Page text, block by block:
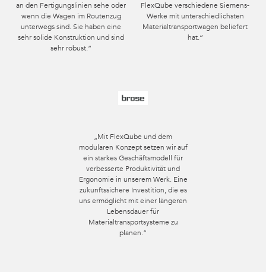
an den Fertigungslinien sehe oder
wenn die Wagen im Routenzug
unterwegs sind. Sie haben eine
sehr solide Konstruktion und sind
sehr robust.“
FlexQube verschiedene Siemens-
Werke mit unterschiedlichsten
Materialtransportwagen beliefert
hat.“
„Mit FlexQube und dem
modularen Konzept setzen wir auf
ein starkes Geschäftsmodell für
verbesserte Produktivität und
Ergonomie in unserem Werk. Eine
zukunftssichere Investition, die es
uns ermöglicht mit einer längeren
Lebensdauer für
Materialtransportsysteme zu
planen.“